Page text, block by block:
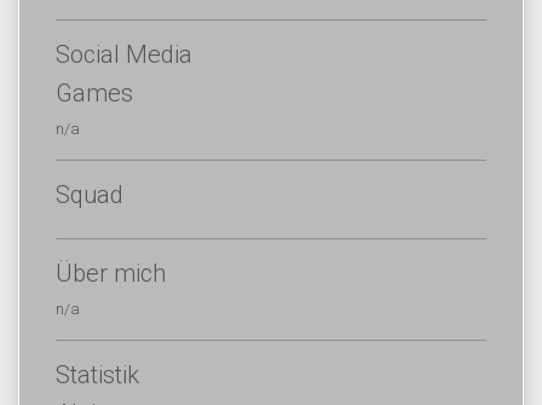
Social Media
Games
n/a
Squad
Über mich
n/a
Statistik